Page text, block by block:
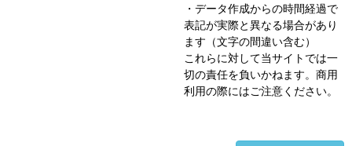
・データ作成からの時間経過で
表記が実際と異なる場合があり
ます（文字の間違い含む）
これらに対して当サイトでは一
切の責任を負いかねます。商用
利用の際にはご注意ください。